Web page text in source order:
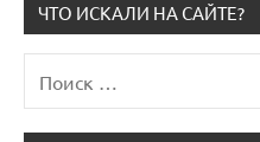
ЧТО ИСКАЛИ НА САЙТЕ?
для: